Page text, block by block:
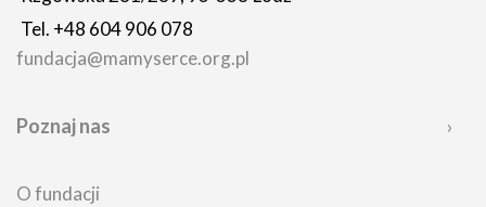
Tel. +48 604 906 078
fundacja@mamyserce.org.pl
Poznaj nas
O fundacji